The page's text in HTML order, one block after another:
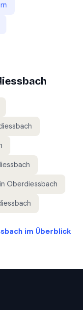
in Oberdiessbach
im Überblick